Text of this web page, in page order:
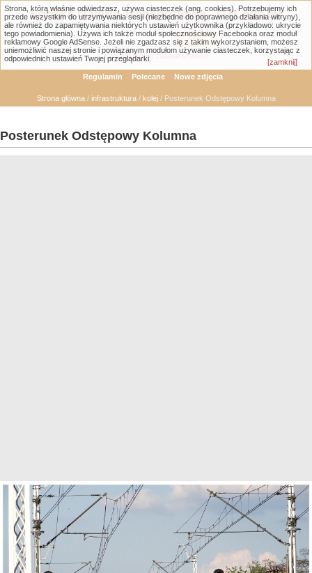
Łódzka Galeria Transportowa - GTLodz.eu
Wyszukiwanie zaawansowane
Regulamin Polecane Nowe zdjęcia
Strona główna/ infrastruktura/ kolej/ Posterunek Odstępowy Kolumna
Posterunek Odstępowy Kolumna
Strona, którą właśnie odwiedzasz, używa ciasteczek (ang. cookies). Potrzebujemy ich
przede wszystkim do utrzymywania sesji (niezbędne do poprawnego działania witryny),
ale również do zapamiętywania niektórych ustawień użytkownika (przykładowo: ukrycie
tego powiadomienia). Używa ich także moduł społecznościowy Facebooka oraz moduł
reklamowy Google AdSense. Jeżeli nie zgadzasz się z takim wykorzystaniem, możesz
uniemożliwić naszej stronie i powiązanym modułom używanie ciasteczek, korzystając z
odpowiednich ustawień Twojej przeglądarki.
[zamknij]